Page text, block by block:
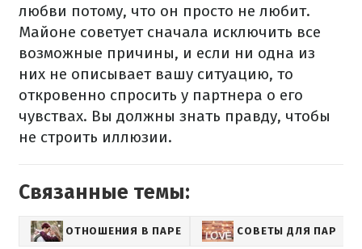
любви потому, что он просто не любит.
Майоне советует сначала исключить все
возможные причины, и если ни одна из
них не описывает вашу ситуацию, то
откровенно спросить у партнера о его
чувствах. Вы должны знать правду, чтобы
не строить иллюзии.
Связанные темы:
ОТНОШЕНИЯ В ПАРЕ СОВЕТЫ ДЛЯ ПАР